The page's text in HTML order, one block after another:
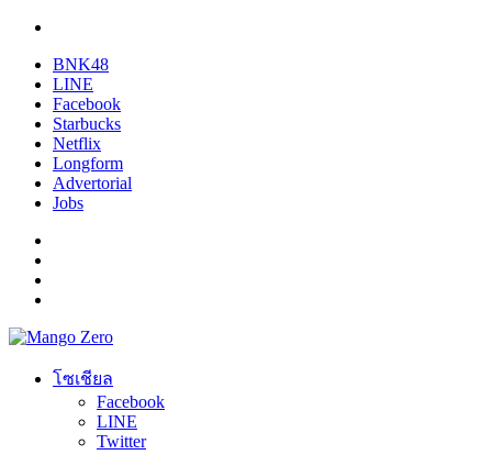
BNK48
LINE
Facebook
Starbucks
Netflix
Longform
Advertorial
Jobs
โซเชียล
Facebook
LINE
Twitter